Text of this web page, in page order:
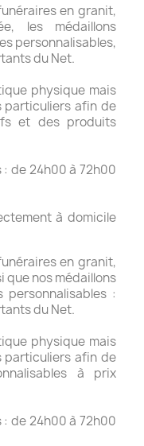
en granit,
les médaillons
personnalisables,
du Net.
physique mais
particuliers afin de
et des produits
de 24h00 à 72h00
à domicile
en granit,
que nos médaillons
personnalisables :
du Net.
physique mais
particuliers afin de
à prix
de 24h00 à 72h00